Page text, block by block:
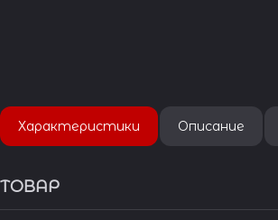
Характеристики Описание
ТОВАР